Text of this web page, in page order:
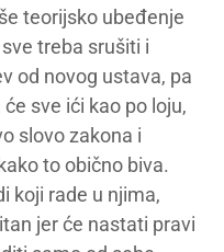
teorijsko ubeđenje
treba srušiti i
od novog ustava, pa
sve ići kao po loju,
slovo zakona i
to obično biva.
koji rade u njima,
jer će nastati pravi